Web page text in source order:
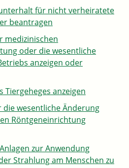
für nicht verheiratete
beantragen
medizinischen
oder die wesentliche
anzeigen oder
Tiergeheges anzeigen
die wesentliche Änderung
Röntgeneinrichtung
zur Anwendung
Strahlung am Menschen zu